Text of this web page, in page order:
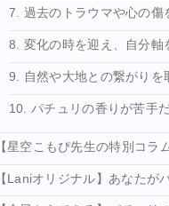
7. 過去のトラウマや心の傷
8. 変化の時を迎え、自分軸
9. 自然や大地との繋がりを
10. パチュリの香りが苦手
【星空こもぴ先生の特別コラ
【Laniオリジナル】あなたが